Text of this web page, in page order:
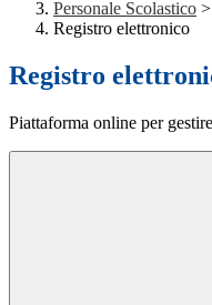
Personale Scolastico >
Registro elettronico
Registro
Piattaforma online per